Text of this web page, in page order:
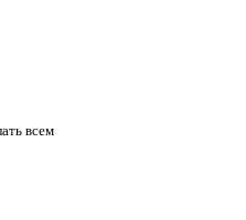
всем